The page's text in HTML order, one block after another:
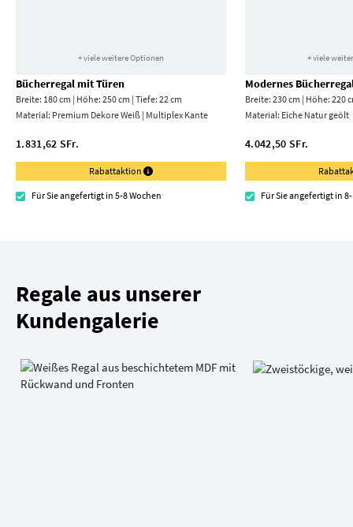
+ viele weitere Optionen
Bücherregal mit Türen
Breite: 180 cm | Höhe: 250 cm | Tiefe: 22 cm
Material: Premium Dekore Weiß | Multiplex Kante
1.831,62 SFr.
Rabattaktion
Für Sie angefertigt in 5-8 Wochen
+ viele
Modernes
Breite: 230 cm | Höhe: 220
Material: Eiche Natur geölt
4.042,50 SFr.
Für Sie angefertigt in
Regale aus unserer
Kundengalerie